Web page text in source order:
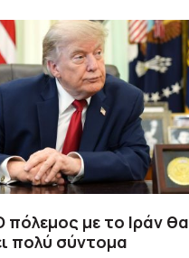
με το Ιράν θα
πολύ σύντομα